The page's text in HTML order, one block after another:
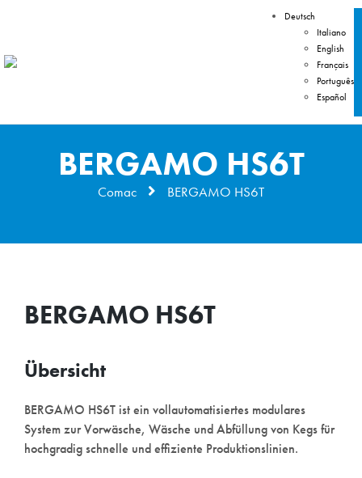
Deutsch
Italiano
English
Français
Português
Español
BERGAMO HS6T
Comac BERGAMO HS6T
BERGAMO HS6T
Übersicht
BERGAMO HS6T ist ein vollautomatisiertes modulares
System zur Vorwäsche, Wäsche und Abfüllung von Kegs für
hochgradig schnelle und effiziente Produktionslinien.